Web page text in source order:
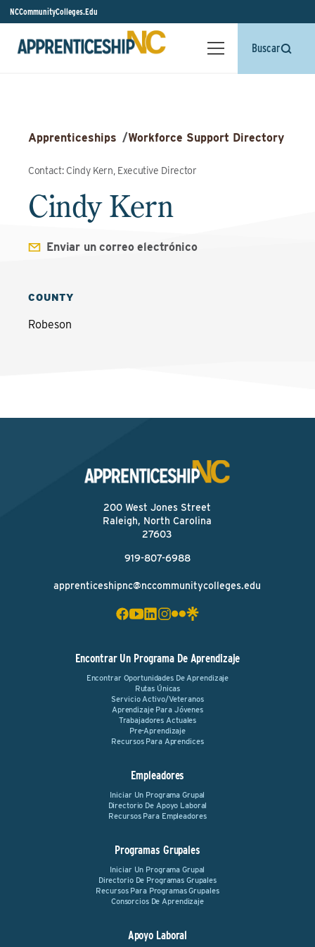
NCCommunityColleges.Edu
Buscar
Apprenticeships /Workforce Support Directory
Contact: Cindy Kern, Executive Director
Cindy Kern
Enviar un correo electrónico
COUNTY
Robeson
200 West Jones Street
Raleigh, North Carolina
27603
919-807-6988
apprenticeshipnc@nccommunitycolleges.edu
Encontrar Un Programa De Aprendizaje
Encontrar Oportunidades De Aprendizaje
Rutas Únicas
Servicio Activo/Veteranos
Aprendizaje Para Jóvenes
Trabajadores Actuales
Pre-Aprendizaje
Recursos Para Aprendices
Empleadores
Iniciar Un Programa Grupal
Directorio De Apoyo Laboral
Recursos Para Empleadores
Programas Grupales
Iniciar Un Programa Grupal
Directorio De Programas Grupales
Recursos Para Programas Grupales
Consorcios De Aprendizaje
Apoyo Laboral